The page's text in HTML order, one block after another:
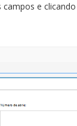
e clicando